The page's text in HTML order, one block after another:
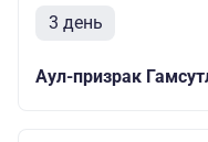
3 день
Аул-призрак